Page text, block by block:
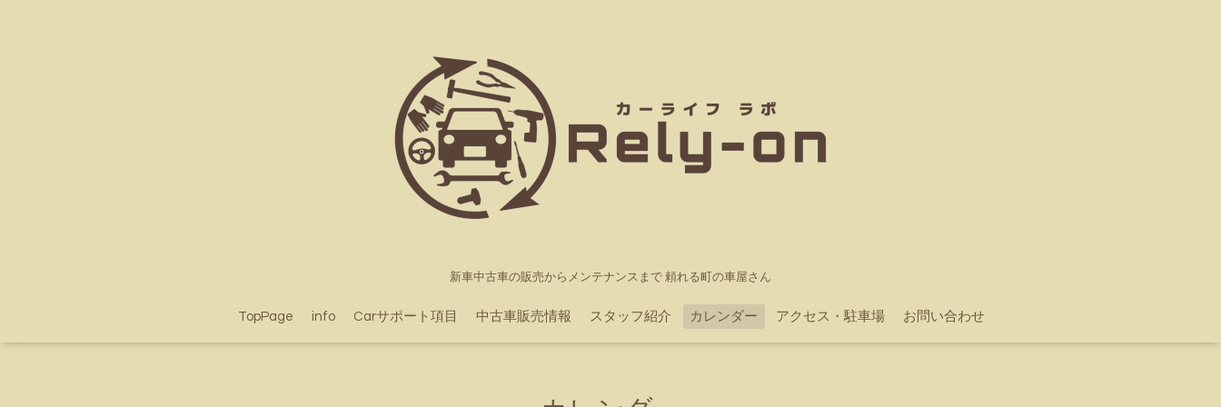
新車中古車の販売からメンテナンスまで 頼れる町の車屋さん
TopPage info Carサポート項目 中古車販売情報 スタッフ紹介 カレンダー アクセス・駐車場 お問い合わせ